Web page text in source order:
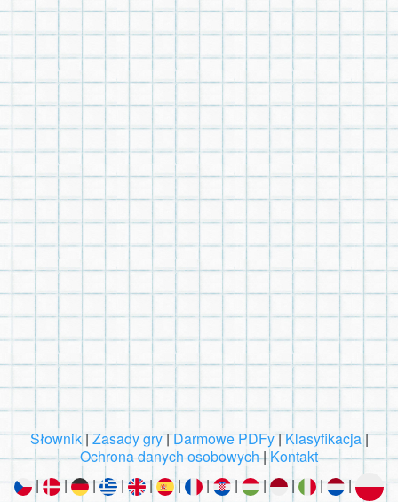
Słownik|Zasady gry|Darmowe PDFy|Klasyfikacja|
Ochrona danych osobowych|Kontakt
|
| | | | | | | | | |
|